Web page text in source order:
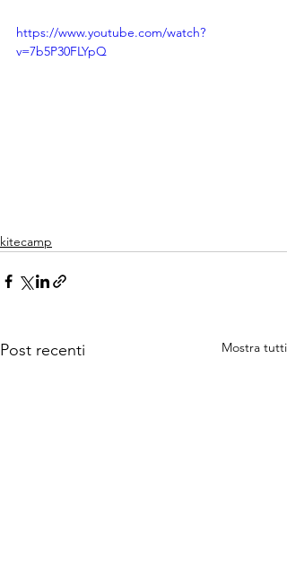
https://www.youtube.com/watch?
v=7b5P30FLYpQ
kitecamp
Post recenti Mostra tutti